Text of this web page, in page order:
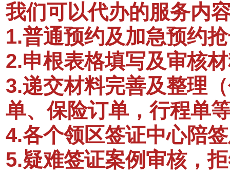
我们可以代办的服务内
1.普通预约及加急预约
2.申根表格填写及审核
3.递交材料完善及整理
单、保险订单，行程单
4.各个领区签证中心陪
5.疑难签证案例审核，